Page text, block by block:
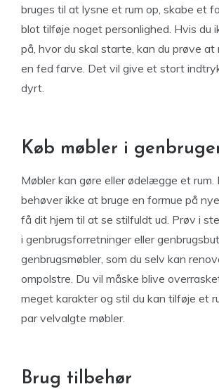
bruges til at lysne et rum op, skabe et
blot tilføje noget personlighed. Hvis du
på, hvor du skal starte, kan du prøve
en fed farve. Det vil give et stort
dyrt.
Køb møbler i
Møbler kan gøre eller ødelægge et rum.
behøver ikke at bruge en formue på
få dit hjem til at se stilfuldt ud. Prøv i
i genbrugsforretninger eller
genbrugsmøbler, som du selv kan
ompolstre. Du vil måske blive
meget karakter og stil du kan tilføje et
par velvalgte møbler.
Brug tilbehør